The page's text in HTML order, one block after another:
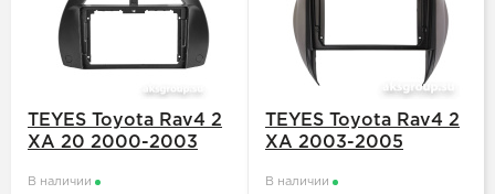
TEYES Toyota Rav4 2
XA 20 2000-2003
В наличии
TEYES Toyota Rav4 2
XA 2003-2005
В наличии